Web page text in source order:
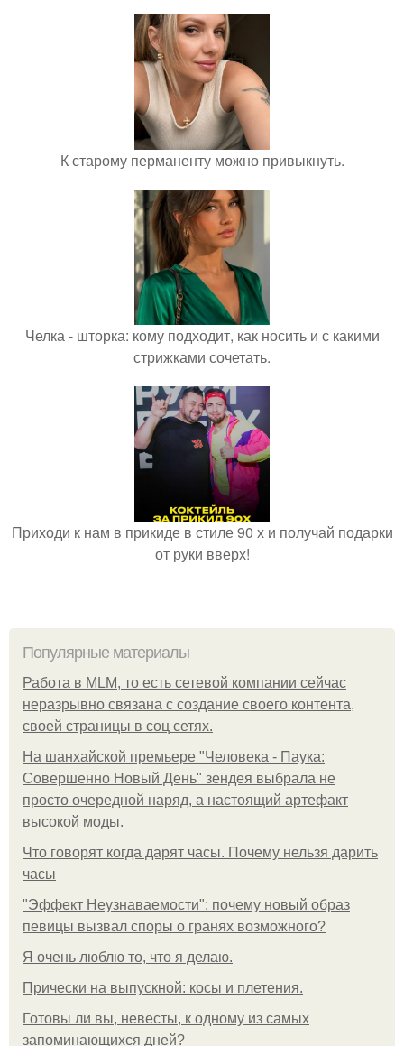
К старому перманенту можно привыкнуть.
Челка - шторка: кому подходит, как носить и с какими
стрижками сочетать.
Приходи к нам в прикиде в стиле 90 х и получай подарки
от руки вверх!
Популярные материалы
Работа в MLM, то есть сетевой компании сейчас
неразрывно связана с создание своего контента,
своей страницы в соц сетях.
На шанхайской премьере "Человека - Паука:
Совершенно Новый День" зендея выбрала не
просто очередной наряд, а настоящий артефакт
высокой моды.
Что говорят когда дарят часы. Почему нельзя дарить
часы
"Эффект Неузнаваемости": почему новый образ
певицы вызвал споры о гранях возможного?
Я очень люблю то, что я делаю.
Прически на выпускной: косы и плетения.
Готовы ли вы, невесты, к одному из самых
запоминающихся дней?